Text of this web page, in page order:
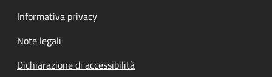
Informativa privacy
Note legali
Dichiarazione di accessibilità